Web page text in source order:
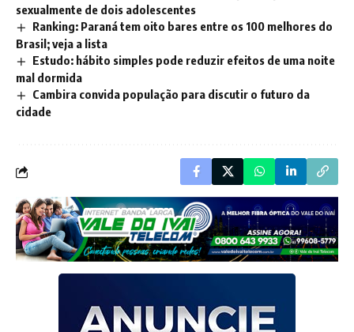
sexualmente de dois adolescentes
Ranking: Paraná tem oito bares entre os 100 melhores do
Brasil; veja a lista
Estudo: hábito simples pode reduzir efeitos de uma noite
mal dormida
Cambira convida população para discutir o futuro da
cidade